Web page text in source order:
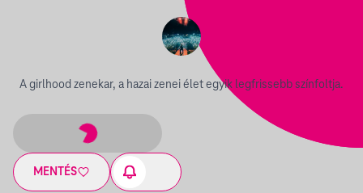
A girlhood zenekar, a hazai zenei élet egyik legfrissebb színfoltja.
MENTÉS